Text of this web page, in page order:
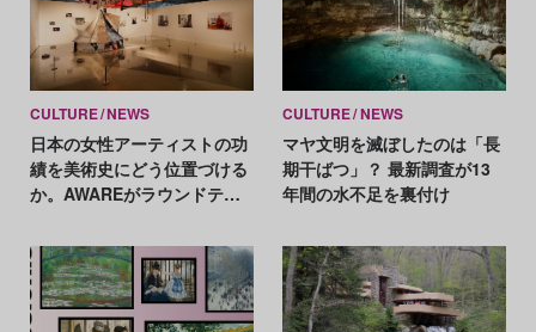
CULTURE NEWS
日本の女性アーティストの功
績を美術史にどう位置づける
か。AWAREがラウンドテー
CULTURE NEWS
マヤ文明を滅ぼしたのは「長
期干ばつ」？ 最新調査が13
年間の水不足を裏付け